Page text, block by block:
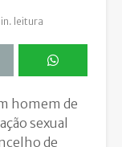
leitura
homem de
sexual
de